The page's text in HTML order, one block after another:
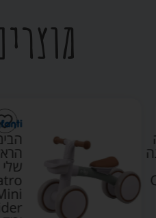
הבימבה
הראשונה
שלי
Quatro
Mini
Rider